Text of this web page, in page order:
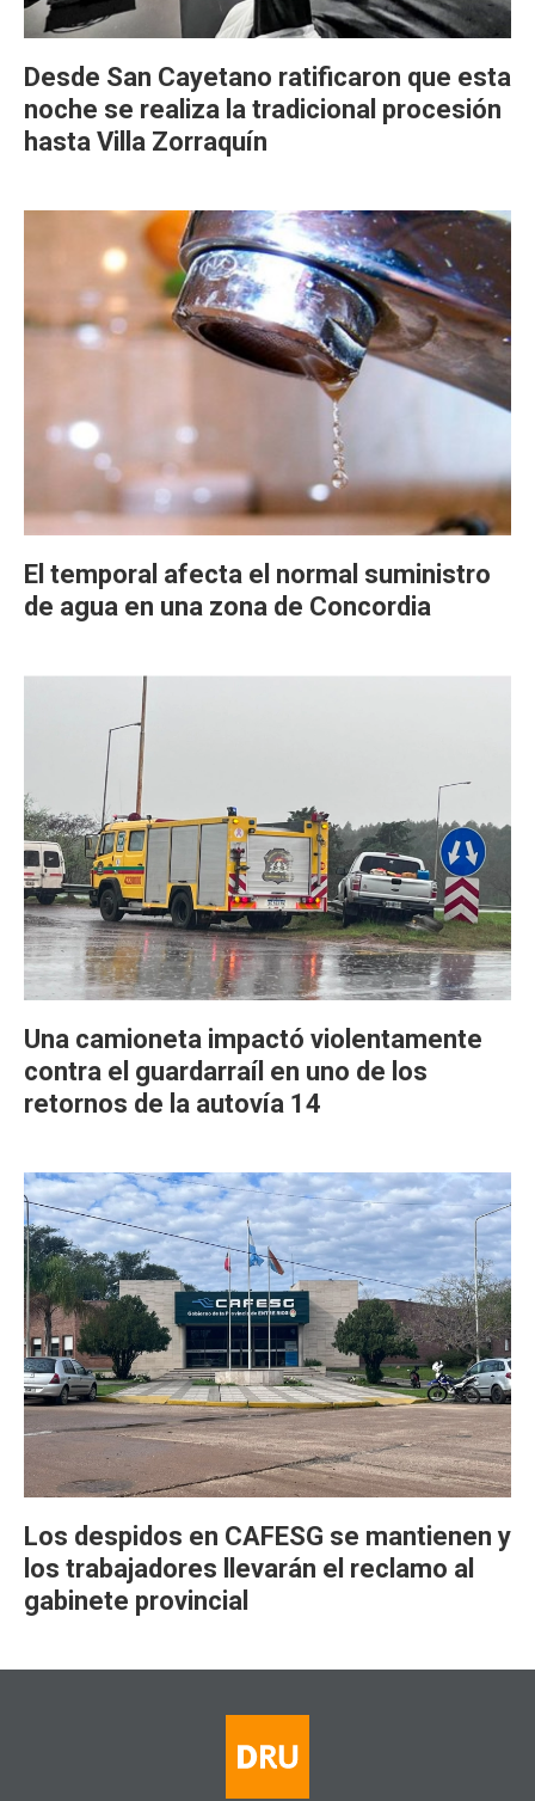
Desde San Cayetano ratificaron que esta
noche se realiza la tradicional procesión
hasta Villa Zorraquín
El temporal afecta el normal suministro
de agua en una zona de Concordia
Una camioneta impactó violentamente
contra el guardarraíl en uno de los
retornos de la autovía 14
Los despidos en CAFESG se mantienen y
los trabajadores llevarán el reclamo al
gabinete provincial